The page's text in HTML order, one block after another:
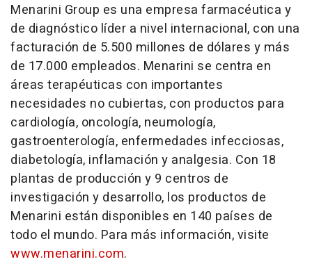
Menarini Group es una empresa farmacéutica y
de diagnóstico líder a nivel internacional, con una
facturación de 5.500 millones de dólares y más
de 17.000 empleados. Menarini se centra en
áreas terapéuticas con importantes
necesidades no cubiertas, con productos para
cardiología, oncología, neumología,
gastroenterología, enfermedades infecciosas,
diabetología, inflamación y analgesia. Con 18
plantas de producción y 9 centros de
investigación y desarrollo, los productos de
Menarini están disponibles en 140 países de
todo el mundo. Para más información, visite
www.menarini.com.